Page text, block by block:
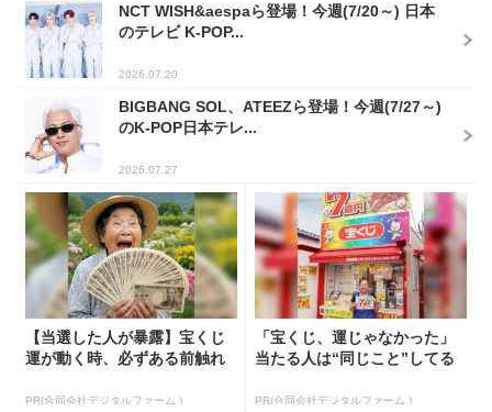
NCT WISH&aespaら登場！今週(7/20～) 日本
のテレビ K-POP...
2026.07.20
BIGBANG SOL、ATEEZら登場！今週(7/27～)
のK-POP日本テレ...
2026.07.27
【当選した人が暴露】宝くじ
運が動く時、必ずある前触れ
PR(合同会社デジタルファーム )
「宝くじ、運じゃなかった」
当たる人は“同じこと”してる
PR(合同会社デジタルファーム )